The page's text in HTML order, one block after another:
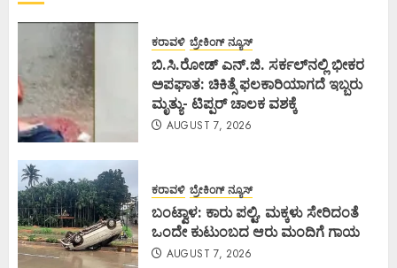
ಕರಾವಳಿ ಬ್ರೇಕಿಂಗ್ ನ್ಯೂಸ್
ಬಿ.ಸಿ.ರೋಡ್ ಎನ್.ಜಿ. ಸರ್ಕಲ್‌ನಲ್ಲಿ ಭೀಕರ
ಅಪಘಾತ: ಚಿಕಿತ್ಸೆ ಫಲಕಾರಿಯಾಗದೆ ಇಬ್ಬರು
ಮೃತ್ಯು- ಟಿಪ್ಪರ್ ಚಾಲಕ ವಶಕ್ಕೆ
AUGUST 7, 2026
ಕರಾವಳಿ ಬ್ರೇಕಿಂಗ್ ನ್ಯೂಸ್
ಬಂಟ್ವಾಳ: ಕಾರು ಪಲ್ಟಿ, ಮಕ್ಕಳು ಸೇರಿದಂತೆ
ಒಂದೇ ಕುಟುಂಬದ ಆರು ಮಂದಿಗೆ ಗಾಯ
AUGUST 7, 2026